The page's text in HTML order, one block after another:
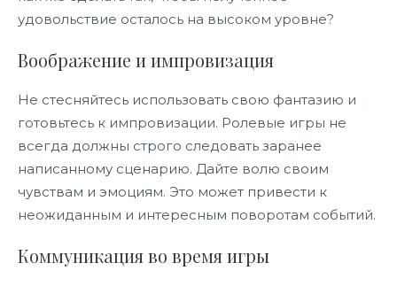
удовольствие осталось на высоком уровне?
Воображение и импровизация
Не стесняйтесь использовать свою фантазию и
готовьтесь к импровизации. Ролевые игры не
всегда должны строго следовать заранее
написанному сценарию. Дайте волю своим
чувствам и эмоциям. Это может привести к
неожиданным и интересным поворотам событий.
Коммуникация во время игры